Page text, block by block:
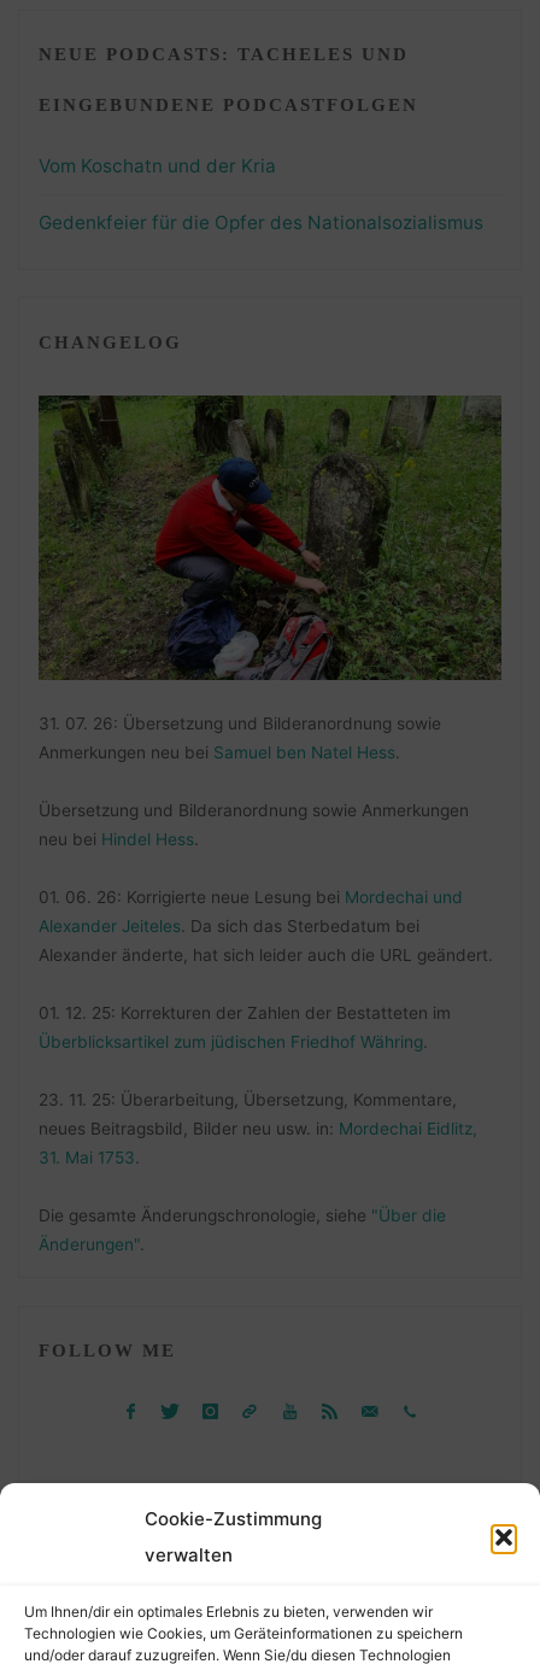
Cookie-Zustimmung
verwalten
Um Ihnen/dir ein optimales Erlebnis zu bieten, verwenden wir
Technologien wie Cookies, um Geräteinformationen zu speichern
und/oder darauf zuzugreifen. Wenn Sie/du diesen Technologien
NEUE PODCASTS: TACHELES UND
EINGEBUNDENE PODCASTFOLGEN
Vom Koschatn und der Kria
Gedenkfeier für die Opfer des Nationalsozialismus
CHANGELOG
31. 07. 26: Übersetzung und Bilderanordnung sowie
Anmerkungen neu bei Samuel ben Natel Hess
Übersetzung und Bilderanordnung sowie Anmerkungen
neu bei Hindel Hess
01. 06. 26: Korrigierte neue Lesung bei Mordechai und
Alexander Jeiteles . Da sich das Sterbedatum bei
Alexander änderte, hat sich leider auch die URL geändert.
01. 12. 25: Korrekturen der Zahlen der Bestatteten im
Überblicksartikel zum jüdischen Friedhof Währing
23. 11. 25: Überarbeitung, Übersetzung, Kommentare,
neues Beitragsbild, Bilder neu usw. in: Mordechai Eidlitz,
31. Mai 1753
Die gesamte Änderungschronologie, siehe "Über die
Änderungen".
FOLLOW ME
nach: